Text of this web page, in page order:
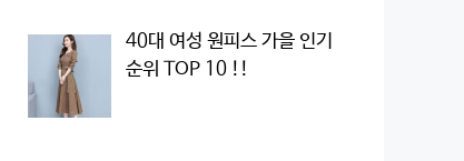
40대 여성 원피스 가을 인기
순위 TOP 10 !!